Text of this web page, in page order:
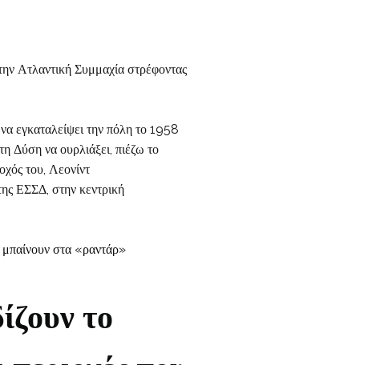
Ατλαντική Συμμαχία στρέφοντας
εγκαταλείψει την πόλη το 1958
Δύση να ουρλιάξει, πιέζω το
του, Λεονίντ
ΕΣΣΔ, στην κεντρική
το